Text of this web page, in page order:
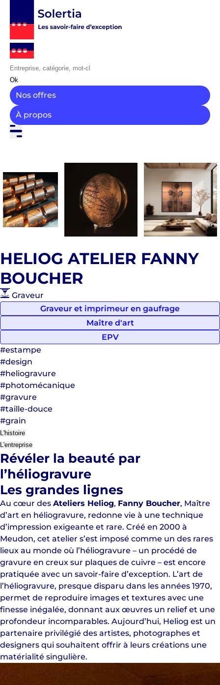
Ok
Nos offres
À propos
HELIOG ATELIER FANNY
BOUCHER
Graveur
Graveur et imprimeur en gaufrage
Maître d'art
EPV
#estampe
#design
#heliogravure
#photomécanique
#gravure
#taille-douce
#grain
L'histoire
L'entreprise
Révéler la beauté par
l’héliogravure
Les grandes lignes
Au cœur des Ateliers Heliog, Fanny Boucher, Maître
d’art en héliogravure, redonne vie à une technique
d’impression exigeante et rare. Créé en 2000 à
Meudon, cet atelier s’est imposé comme un des rares
lieux au monde où l’héliogravure – un procédé de
gravure en creux sur plaques de cuivre – est encore
pratiquée avec un savoir-faire d’exception. L’art de
l’héliogravure, presque disparu dans les années 1970,
permet de reproduire images et textures avec une
finesse inégalée, donnant aux œuvres un relief et une
profondeur incomparables. Aujourd’hui, Heliog est un
partenaire privilégié des artistes, photographes et
designers qui souhaitent offrir à leurs créations une
matérialité singulière.